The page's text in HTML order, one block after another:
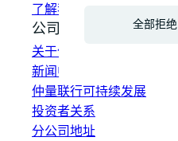
了解我们的员工
公司信息
关于仲量联行
新闻中心
仲量联行可持续发展
投资者关系
分公司地址
全部拒绝